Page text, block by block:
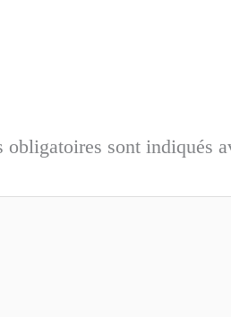
obligatoires sont indiqués